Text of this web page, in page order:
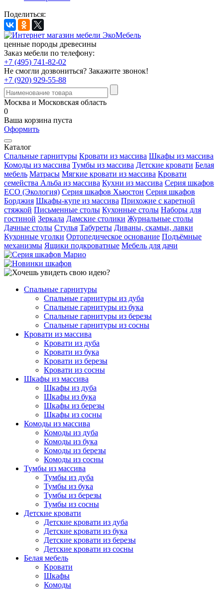
Поделиться:
ценные породы древесины
Заказ мебели по телефону:
+7 (495) 741-82-02
Не смогли дозвониться? Закажите звонок!
+7 (920) 929-55-88
Москва и Московская область
0
Ваша корзина пуста
Оформить
Каталог
Спальные гарнитуры Кровати из массива Шкафы из массива
Комоды из массива Тумбы из массива Детские кровати Белая
мебель Матрасы Мягкие кровати из массива Кровати
семейства Альба из массива Кухни из массива Серия шкафов
ECO (Экология) Серия шкафов Хьюстон Серия шкафов
Борджия Шкафы-купе из массива Прихожие с каретной
стяжкой Письменные столы Кухонные столы Наборы для
гостиной Зеркала Дамские столики Журнальные столы
Дачные столы Стулья Табуреты Диваны, скамьи, лавки
Кухонные уголки Ортопедическое основание Подъёмные
механизмы Ящики подкроватные Мебель для дачи
Спальные гарнитуры
Спальные гарнитуры из дуба
Спальные гарнитуры из бука
Спальные гарнитуры из березы
Спальные гарнитуры из сосны
Кровати из массива
Кровати из дуба
Кровати из бука
Кровати из березы
Кровати из сосны
Шкафы из массива
Шкафы из дуба
Шкафы из бука
Шкафы из березы
Шкафы из сосны
Комоды из массива
Комоды из дуба
Комоды из бука
Комоды из березы
Комоды из сосны
Тумбы из массива
Тумбы из дуба
Тумбы из бука
Тумбы из березы
Тумбы из сосны
Детские кровати
Детские кровати из дуба
Детские кровати из бука
Детские кровати из березы
Детские кровати из сосны
Белая мебель
Кровати
Шкафы
Комоды